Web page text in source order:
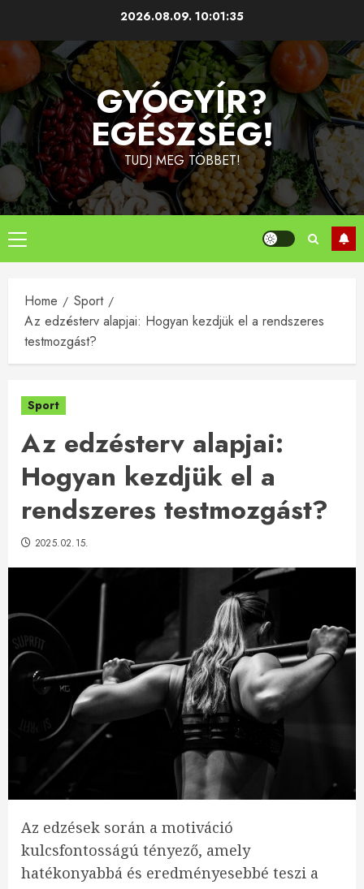
content
2026.08.09. 10:01:36
GYÓGYÍR?
EGÉSZSÉG!
TUDJ MEG TÖBBET!
Primary
Menu
Home
Sport
Az edzésterv alapjai: Hogyan kezdjük el a rendszeres
testmozgást?
Sport
Az edzésterv alapjai:
Hogyan kezdjük el a
rendszeres testmozgást?
2025.02.15.
Az edzések során a motiváció
kulcsfontosságú tényező, amely
hatékonyabbá és eredményesebbé teszi a